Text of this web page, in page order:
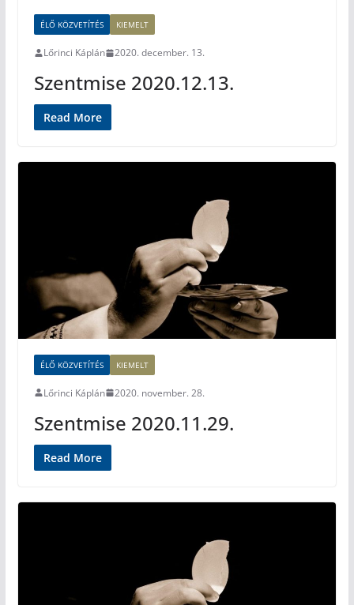
ÉLŐ KÖZVETÍTÉS KIEMELT
Lőrinci Káplán 2020. december. 13.
Szentmise 2020.12.13.
Read More
ÉLŐ KÖZVETÍTÉS KIEMELT
Lőrinci Káplán 2020. november. 28.
Szentmise 2020.11.29.
Read More